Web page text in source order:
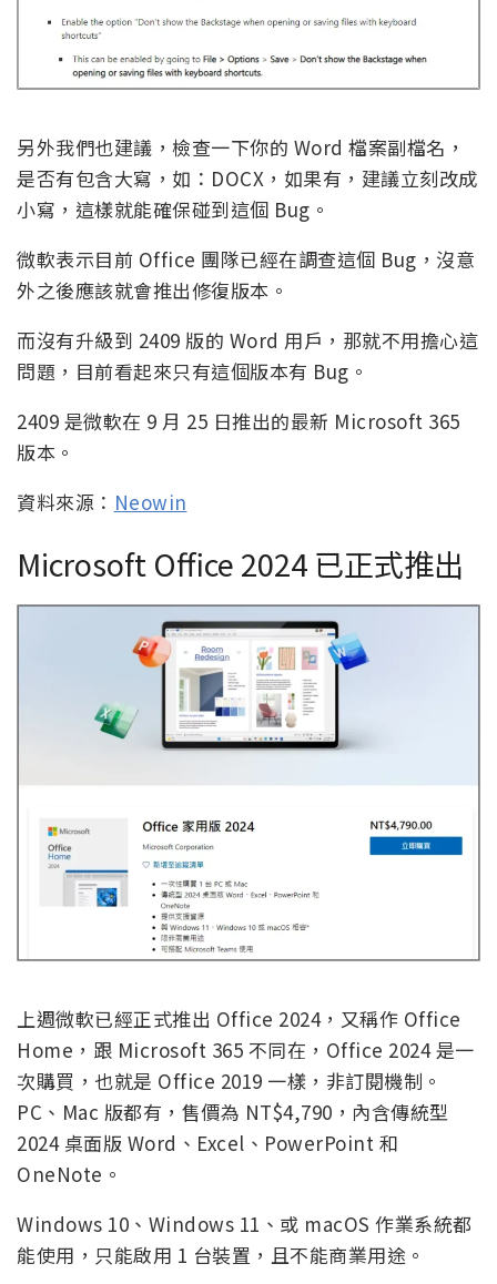
另外我們也建議，檢查一下你的 Word 檔案副檔名，
是否有包含大寫，如：DOCX，如果有，建議立刻改成
小寫，這樣就能確保碰到這個 Bug。
微軟表示目前 Office 團隊已經在調查這個 Bug，沒意
外之後應該就會推出修復版本。
而沒有升級到 2409 版的 Word 用戶，那就不用擔心這
問題，目前看起來只有這個版本有 Bug。
2409 是微軟在 9 月 25 日推出的最新 Microsoft 365
版本。
資料來源： Neowin
Microsoft Office 2024 已正式推出
上週微軟已經正式推出 Office 2024，又稱作 Office
Home，跟 Microsoft 365 不同在，Office 2024 是一
次購買，也就是 Office 2019 一樣，非訂閱機制。
PC、Mac 版都有，售價為 NT$4,790，內含傳統型
2024 桌面版 Word、Excel、PowerPoint 和
OneNote。
Windows 10、Windows 11、或 macOS 作業系統都
能使用，只能啟用 1 台裝置，且不能商業用途。